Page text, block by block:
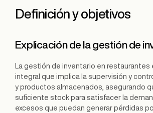
Definición y objetivos
Explicación de la gestión de
La gestión de inventario en restaurantes
integral que implica la supervisión y
y productos almacenados, asegurando
suficiente stock para satisfacer la
excesos que puedan generar pérdidas